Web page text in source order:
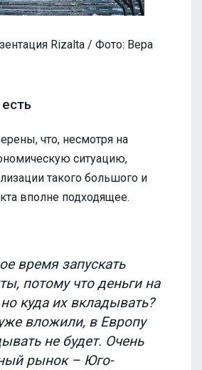
Rizalta / Фото: Вера
что, несмотря на
ситуацию,
такого большого и
вполне подходящее.
время запускать
потому что деньги на
куда их вкладывать?
вложили, в Европу
не будет. Очень
рынок – Юго-